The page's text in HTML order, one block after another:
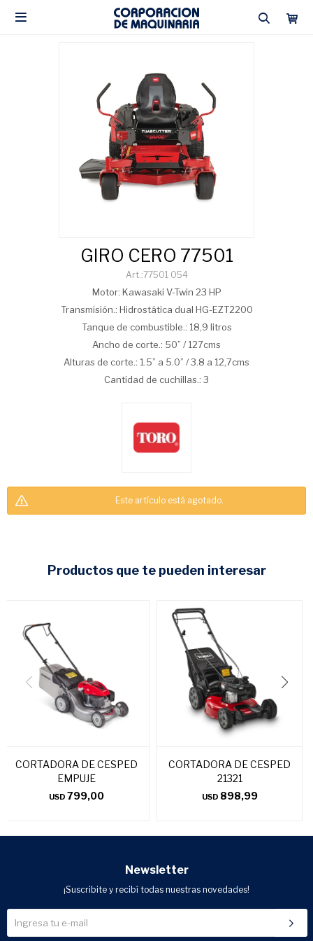

GIRO CERO 77501
77501 054
Motor: Kawasaki V-Twin 23 HP
Transmisión.: Hidrostática dual HG-EZT2200
Tanque de combustible.: 18,9 litros
Ancho de corte.: 50” / 127cms
Alturas de corte.: 1.5” a 5.0” / 3.8 a 12,7cms
Cantidad de cuchillas.: 3
Este artículo está agotado.
productos que te pueden interesar
CORTADORA DE CESPED
EMPUJE
USD 799,00
CORTADORA DE CESPED
21321
USD 898,99
Newsletter
¡Suscribite y recibí todas nuestras novedades!